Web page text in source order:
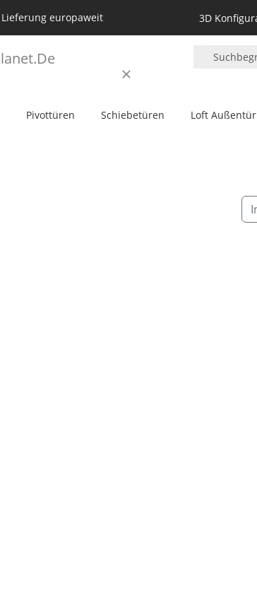
Lieferung europaweit 3D
Pivottüren Schiebetüren Loft Außentür